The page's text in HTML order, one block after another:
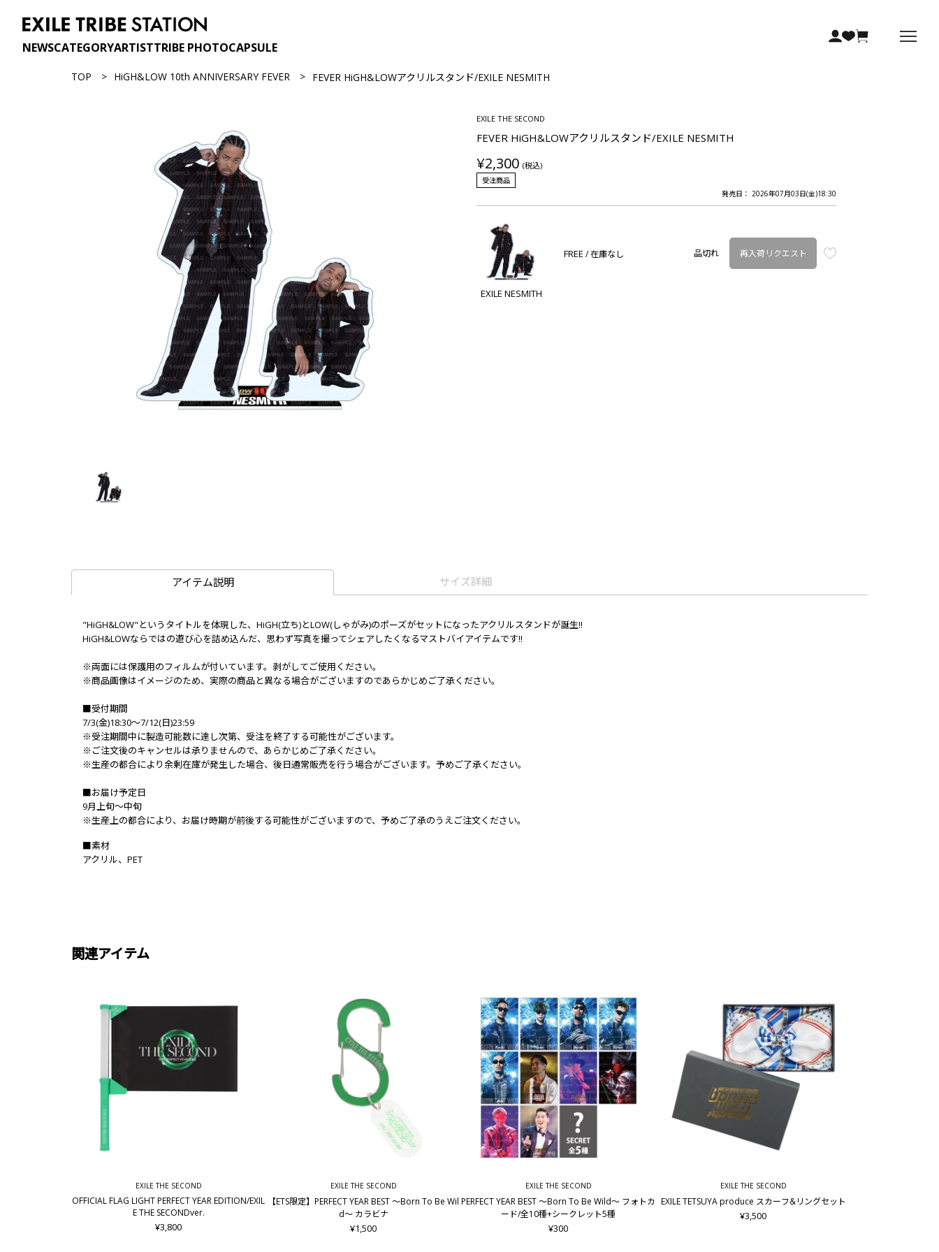
NEWSCATEGORYARTISTTRIBE PHOTOCAPSULE
TOP HiGH&LOW 10th ANNIVERSARY FEVER FEVER HiGH&LOWアクリルスタンド/EXILE NESMITH
EXILE THE SECOND
FEVER HiGH&LOWアクリルスタンド/EXILE NESMITH
¥2,300 (税込)
受注商品
発売日： 2026年07月03日(金)18:30
EXILE NESMITH
FREE / 在庫なし 品切れ 再入荷リクエスト
アイテム説明 サイズ詳細
"HiGH&LOW"というタイトルを体現した、HiGH(立ち)とLOW(しゃがみ)のポーズがセットになったアクリルスタンドが誕生!!
HiGH&LOWならではの遊び心を詰め込んだ、思わず写真を撮ってシェアしたくなるマストバイアイテムです!!
※両面には保護用のフィルムが付いています。剥がしてご使用ください。
※商品画像はイメージのため、実際の商品と異なる場合がございますのであらかじめご了承ください。
■受付期間
7/3(金)18:30～7/12(日)23:59
※受注期間中に製造可能数に達し次第、受注を終了する可能性がございます。
※ご注文後のキャンセルは承りませんので、あらかじめご了承ください。
※生産の都合により余剰在庫が発生した場合、後日通常販売を行う場合がございます。予めご了承ください。
■お届け予定日
9月上旬～中旬
※生産上の都合により、お届け時期が前後する可能性がございますので、予めご了承のうえご注文ください。
■素材
アクリル、PET
関連アイテム
EXILE THE SECOND
OFFICIAL FLAG LIGHT PERFECT YEAR EDITION/EXIL
E THE SECONDver.
¥3,800
EXILE THE SECOND
【ETS限定】PERFECT YEAR BEST ～Born To Be Wil
d～ カラビナ
¥1,500
EXILE THE SECOND
PERFECT YEAR BEST ～Born To Be Wild～ フォトカ
ード/全10種+シークレット5種
¥300
EXILE THE SECOND
EXILE TETSUYA produce スカーフ&リングセット
¥3,500